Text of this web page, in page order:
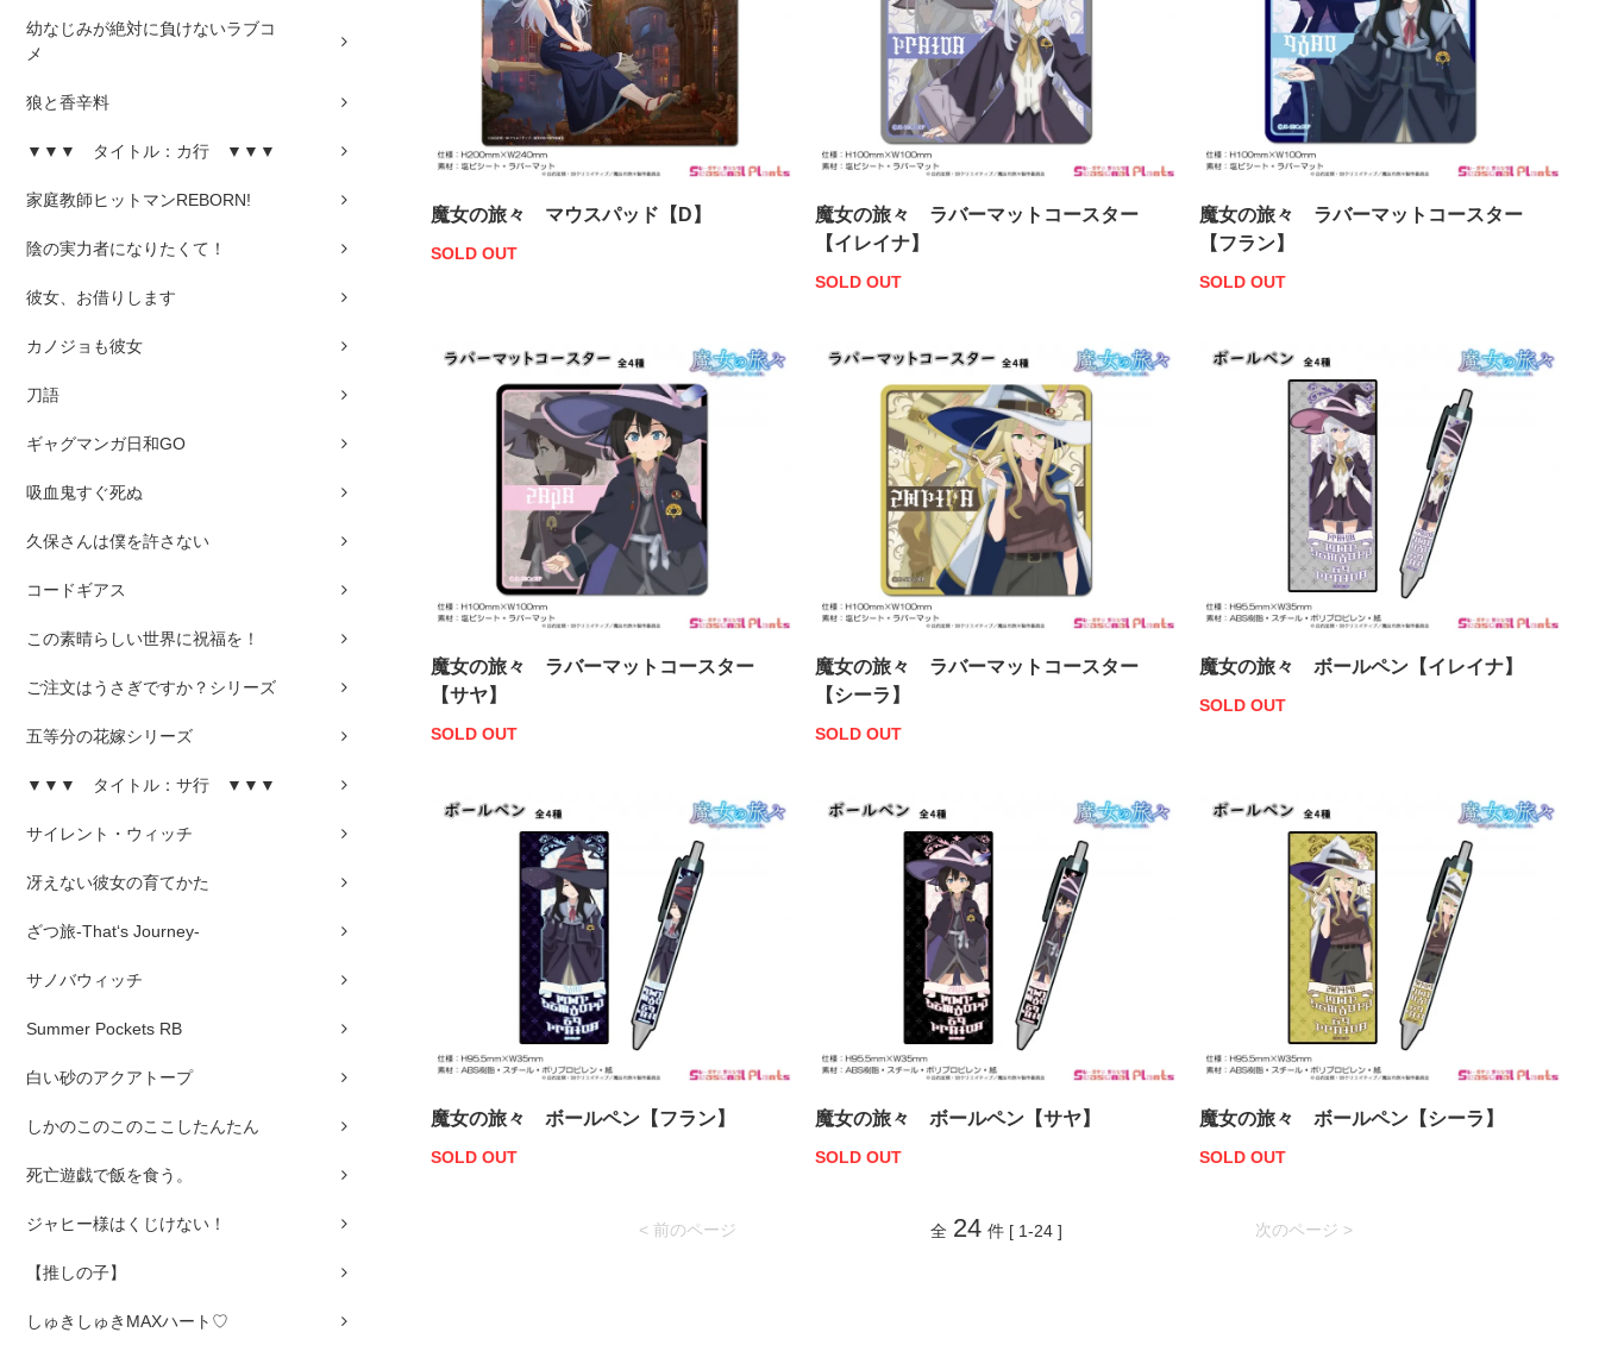
幼なじみが絶対に負けないラブコ
メ
狼と香辛料
▼▼▼ タイトル：カ行 ▼▼▼
家庭教師ヒットマンREBORN!
陰の実力者になりたくて！
彼女、お借りします
カノジョも彼女
刀語
ギャグマンガ日和GO
吸血鬼すぐ死ぬ
久保さんは僕を許さない
コードギアス
この素晴らしい世界に祝福を！
ご注文はうさぎですか？シリーズ
五等分の花嫁シリーズ
▼▼▼ タイトル：サ行 ▼▼▼
サイレント・ウィッチ
冴えない彼女の育てかた
ざつ旅-That‘s Journey-
サノバウィッチ
Summer Pockets RB
白い砂のアクアトープ
しかのこのこのここしたんたん
死亡遊戯で飯を食う。
ジャヒー様はくじけない！
【推しの子】
しゅきしゅきMAXハート♡
魔女の旅々 マウスパッド【D】
SOLD OUT
魔女の旅々 ラバーマットコースター
【イレイナ】
SOLD OUT
魔女の旅々 ラバーマットコースター
【フラン】
SOLD OUT
魔女の旅々 ラバーマットコースター
【サヤ】
SOLD OUT
魔女の旅々 ラバーマットコースター
【シーラ】
SOLD OUT
魔女の旅々 ボールペン【イレイナ】
SOLD OUT
魔女の旅々 ボールペン【フラン】
SOLD OUT
魔女の旅々 ボールペン【サヤ】
SOLD OUT
魔女の旅々 ボールペン【シーラ】
SOLD OUT
< 前のページ 次のページ >
全 24 件 [ 1-24 ]